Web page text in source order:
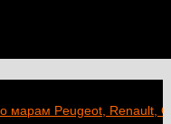
марам Peugeot, Renault,